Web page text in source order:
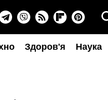
Здоров'я Наука